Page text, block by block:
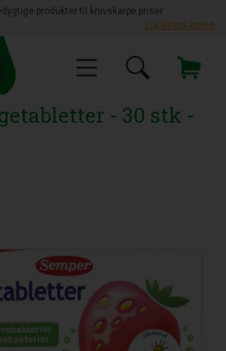
produkter til knivskarpe priser
Loyalitets konto
- 30 stk -